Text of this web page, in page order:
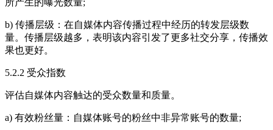
所产生的曝光数量;
b) 传播层级：在自媒体内容传播过程中经历的转发层级数
量。传播层级越多，表明该内容引发了更多社交分享，传播效
果也更好。
5.2.2 受众指数
评估自媒体内容触达的受众数量和质量。
a) 有效粉丝量：自媒体账号的粉丝中非异常账号的数量;